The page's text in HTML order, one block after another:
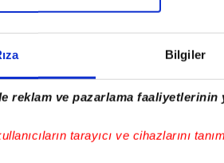
Bilgiler
reklam ve pazarlama faaliyetlerinin
tarayıcı ve cihazlarını
15/12/90
(0)
01/01/90 (0)
24/01/97 (0)